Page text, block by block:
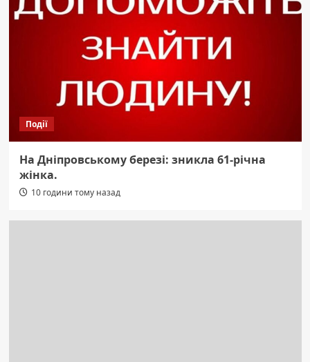
Події
На Дніпровському березі: зникла 61-річна
жінка.
10 години тому назад